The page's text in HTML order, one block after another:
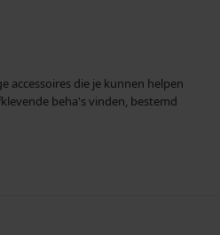
accessoires die je kunnen helpen
beha's vinden, bestemd